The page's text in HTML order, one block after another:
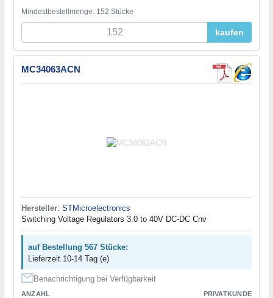
Mindestbestellmenge: 152 Stücke
kaufen
MC34063ACN
Hersteller: STMicroelectronics
Switching Voltage Regulators 3.0 to 40V DC-DC Cnv
auf Bestellung 567 Stücke:
Lieferzeit 10-14 Tag (e)
Benachrichtigung bei Verfügbarkeit
ANZAHL PRIVATKUNDE